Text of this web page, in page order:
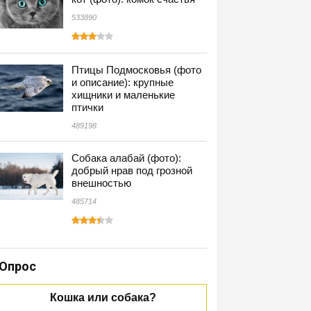
533890
Птицы Подмосковья (фото
и описание): крупные
хищники и маленькие
птички
489198
Собака алабай (фото):
добрый нрав под грозной
внешностью
485714
Кошка или собака?